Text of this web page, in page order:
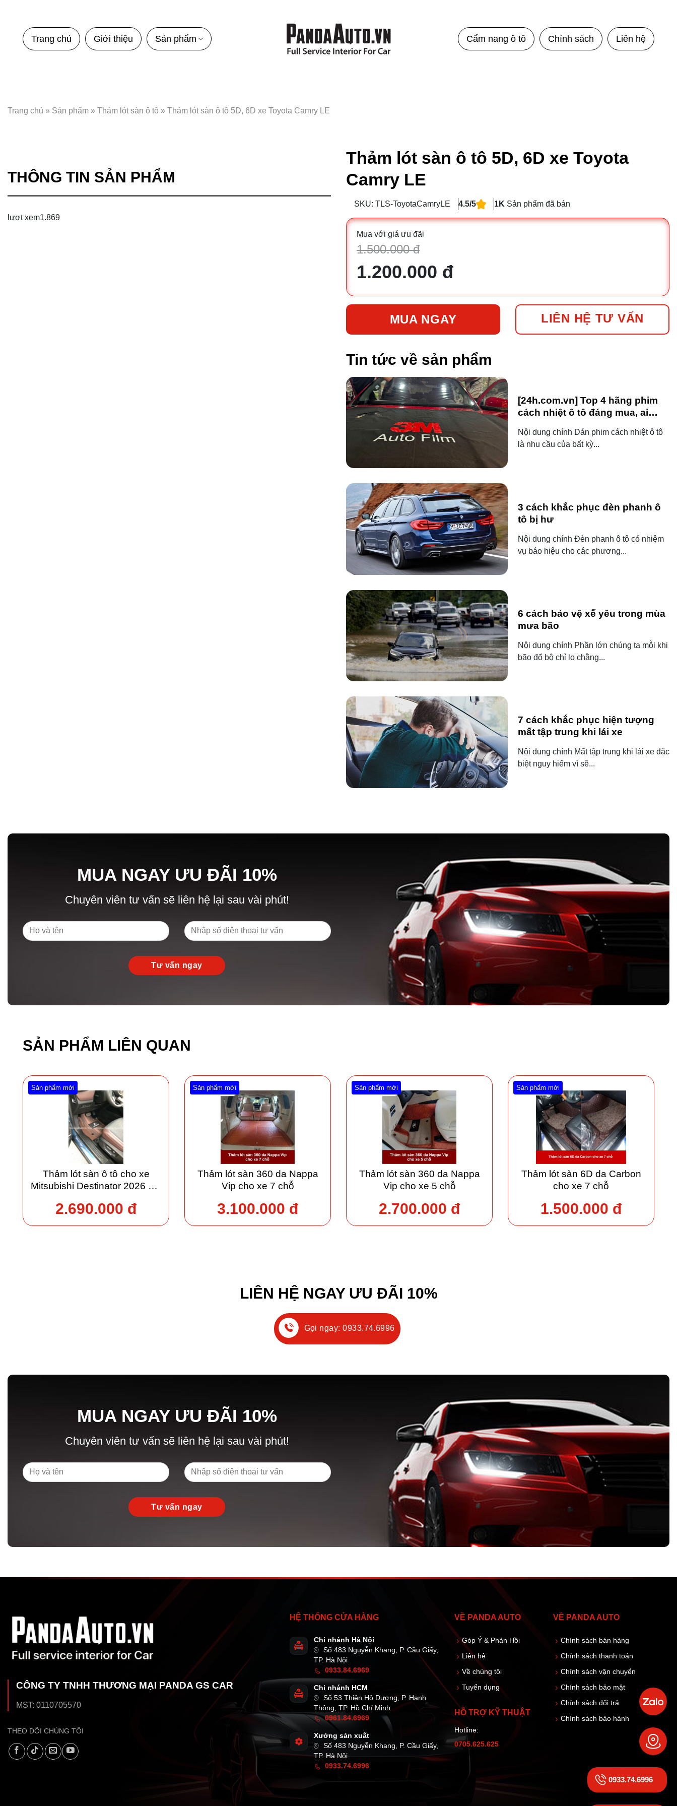
Trang chủ Giới thiệu Sản phẩm Cẩm nang ô tô Chính sách Liên hệ
Trang chủ » Sản phẩm » Thảm lót sàn ô tô » Thảm lót sàn ô tô 5D, 6D xe Toyota Camry LE
THÔNG TIN SẢN PHẨM
lượt xem1.869
Thảm lót sàn ô tô 5D, 6D xe Toyota
Camry LE
SKU: TLS-ToyotaCamryLE 4.5/5 1K Sản phẩm đã bán
Mua với giá ưu đãi
1.500.000 đ
1.200.000 đ
MUA NGAY LIÊN HỆ TƯ VẤN
Tin tức về sản phẩm
[24h.com.vn] Top 4 hãng phim
cách nhiệt ô tô đáng mua, ai
Nội dung chính Dán phim cách nhiệt ô tô
là nhu cầu của bất kỳ...
3 cách khắc phục đèn phanh ô
tô bị hư
Nội dung chính Đèn phanh ô tô có nhiệm
vụ báo hiệu cho các phương...
6 cách bảo vệ xế yêu trong mùa
mưa bão
Nội dung chính Phần lớn chúng ta mỗi khi
bão đổ bộ chỉ lo chằng...
7 cách khắc phục hiện tượng
mất tập trung khi lái xe
Nội dung chính Mất tập trung khi lái xe đặc
biệt nguy hiểm vì sẽ...
MUA NGAY ƯU ĐÃI 10%
Chuyên viên tư vấn sẽ liên hệ lại sau vài phút!
SẢN PHẨM LIÊN QUAN
Sản phẩm mới
Thảm lót sàn ô tô cho xe
Mitsubishi Destinator 2026 giá
2.690.000 đ
Sản phẩm mới
Thảm lót sàn 360 da Nappa
Vip cho xe 7 chỗ
3.100.000 đ
Sản phẩm mới
Thảm lót sàn 360 da Nappa
Vip cho xe 5 chỗ
2.700.000 đ
Sản phẩm mới
Thảm lót sàn 6D da Carbon
cho xe 7 chỗ
1.500.000 đ
LIÊN HỆ NGAY ƯU ĐÃI 10%
Gọi ngay: 0933.74.6996
MUA NGAY ƯU ĐÃI 10%
Chuyên viên tư vấn sẽ liên hệ lại sau vài phút!
CÔNG TY TNHH THƯƠNG MẠI PANDA GS CAR
MST: 0110705570
THEO DÕI CHÚNG TÔI
HỆ THỐNG CỬA HÀNG
Chi nhánh Hà Nội
Số 483 Nguyễn Khang, P. Cầu Giấy,
TP. Hà Nội
0933.84.6969
Chi nhánh HCM
Số 53 Thiên Hộ Dương, P. Hạnh
Thông, TP. Hồ Chí Minh
0961.84.6969
Xưởng sản xuất
Số 483 Nguyễn Khang, P. Cầu Giấy,
TP. Hà Nội
0933.74.6996
VỀ PANDA AUTO
Góp Ý & Phản Hồi
Liên hệ
Về chúng tôi
Tuyển dụng
HỖ TRỢ KỸ THUẬT
Hotline:
0705.625.625
VỀ PANDA AUTO
Chính sách bán hàng
Chính sách thanh toán
Chính sách vận chuyển
Chính sách bảo mật
Chính sách đổi trả
Chính sách bảo hành
0933.74.6996